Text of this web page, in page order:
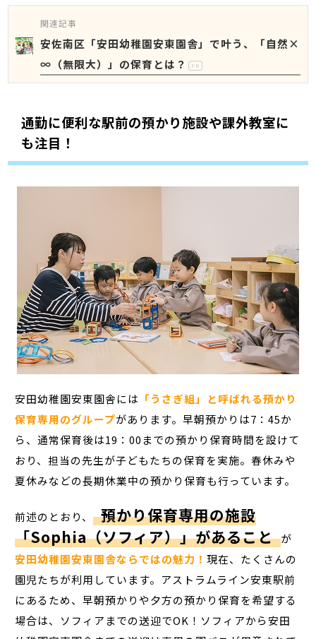
関連記事
安佐南区「安田幼稚園安東園舎」で叶う、「自然×
∞（無限大）」の保育とは？
PR
通勤に便利な駅前の預かり施設や課外教室に
も注目！
安田幼稚園安東園舎には 「うさぎ組」と呼ばれる預かり
保育専用のグループがあります。早朝預かりは7：45か
ら、通常保育後は19：00までの預かり保育時間を設けて
おり、担当の先生が子どもたちの保育を実施。春休みや
夏休みなどの長期休業中の預かり保育も行っています。
前述のとおり、 預かり保育専用の施設
「Sophia（ソフィア）」があること が
安田幼稚園安東園舎ならではの魅力！現在、たくさんの
園児たちが利用しています。アストラムライン安東駅前
にあるため、早朝預かりや夕方の預かり保育を希望する
場合は、ソフィアまでの送迎でOK！ソフィアから安田